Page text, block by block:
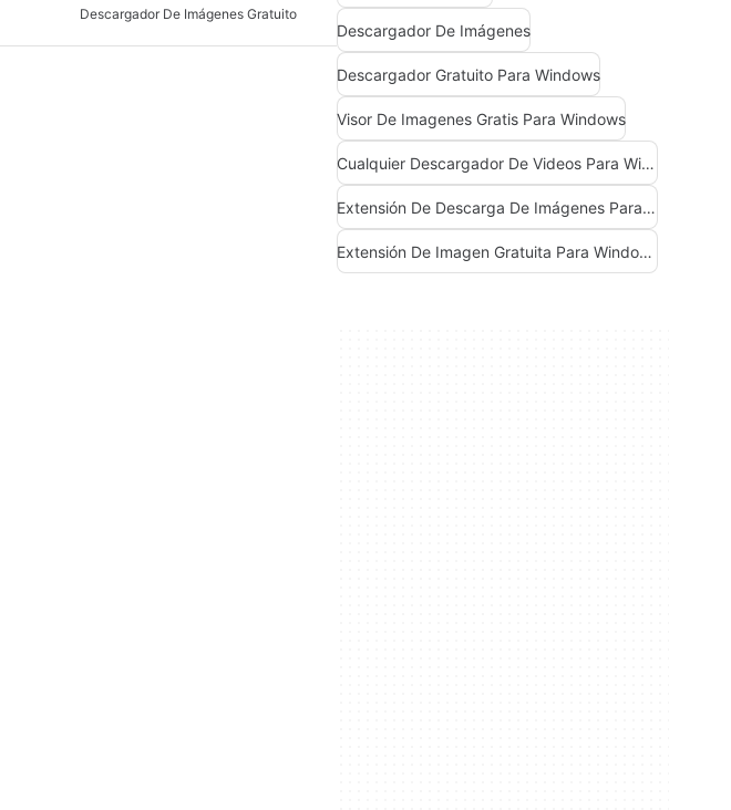
Descargador De Imágenes Gratuito
Descargador De Imágenes
Descargador Gratuito Para Windows
Visor De Imagenes Gratis Para Windows
Cualquier Descargador De Videos Para Windows
Extensión De Descarga De Imágenes Para Windows
Extensión De Imagen Gratuita Para Windows